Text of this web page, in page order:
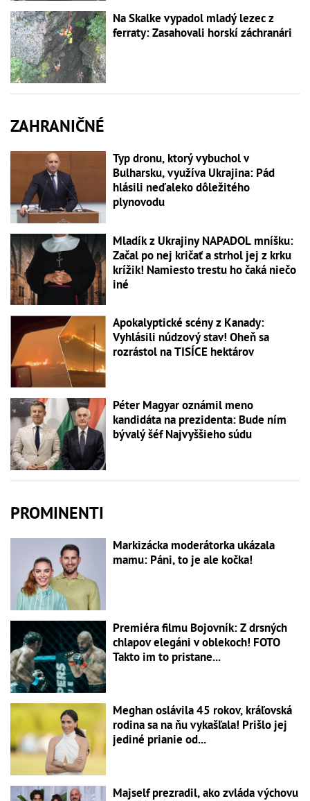
Na Skalke vypadol mladý lezec z
ferraty: Zasahovali horskí záchranári
ZAHRANIČNÉ
Typ dronu, ktorý vybuchol v
Bulharsku, využíva Ukrajina: Pád
hlásili neďaleko dôležitého
plynovodu
Mladík z Ukrajiny NAPADOL mníšku:
Začal po nej kričať a strhol jej z krku
krížik! Namiesto trestu ho čaká niečo
iné
Apokalyptické scény z Kanady:
Vyhlásili núdzový stav! Oheň sa
rozrástol na TISÍCE hektárov
Péter Magyar oznámil meno
kandidáta na prezidenta: Bude ním
bývalý šéf Najvyššieho súdu
PROMINENTI
Markizácka moderátorka ukázala
mamu: Páni, to je ale kočka!
Premiéra filmu Bojovník: Z drsných
chlapov elegáni v oblekoch! FOTO
Takto im to pristane...
Meghan oslávila 45 rokov, kráľovská
rodina sa na ňu vykašľala! Prišlo jej
jediné prianie od...
Majself prezradil, ako zvláda výchovu